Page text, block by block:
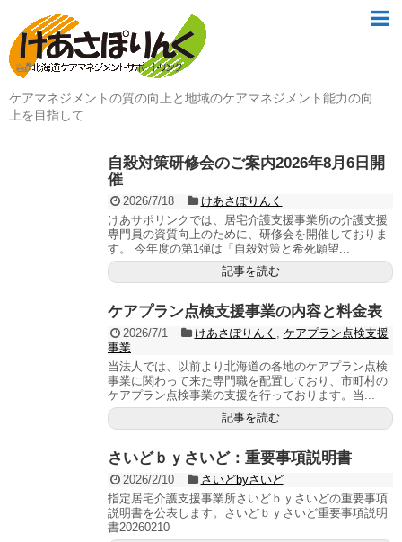
ケアマネジメントの質の向上と地域のケアマネジメント能力の向
上を目指して
自殺対策研修会のご案内2026年8月6日開
催
2026/7/18
けあさぽりんく
けあサポリンクでは、居宅介護支援事業所の介護支援
専門員の資質向上のために、研修会を開催しておりま
す。 今年度の第1弾は「自殺対策と希死願望...
記事を読む
ケアプラン点検支援事業の内容と料金表
2026/7/1 けあさぽりんく , ケアプラン点検支援
事業
当法人では、以前より北海道の各地のケアプラン点検
事業に関わって来た専門職を配置しており、市町村の
ケアプラン点検事業の支援を行っております。当...
記事を読む
さいどｂｙさいど：重要事項説明書
2026/2/10
さいどbyさいど
指定居宅介護支援事業所さいどｂｙさいどの重要事項
説明書を公表します。さいどｂｙさいど重要事項説明
書20260210